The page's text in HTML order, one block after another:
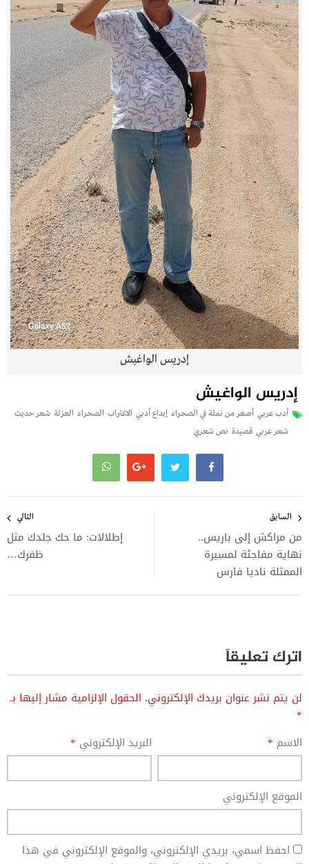
إدريس الواغيش
إدريس الواغيش
أدب عربي أصغر من نملة في الصحراء إبداع أدبي الاغتراب الصحراء العزلة شعر حديث
شعر عربي قصيدة نص شعري
المقالات
السابق
من مراكش إلى باريس..
نهاية مفاجئة لمسيرة
الممثلة ناديا فارس
التالي
إطلالات: ما حك جلدك مثل
ظفرك…
اترك تعليقاً
لن يتم نشر عنوان بريدك الإلكتروني. الحقول الإلزامية مشار إليها بـ
*
الاسم * البريد الإلكتروني *
الموقع الإلكتروني
احفظ اسمي، بريدي الإلكتروني، والموقع الإلكتروني في هذا